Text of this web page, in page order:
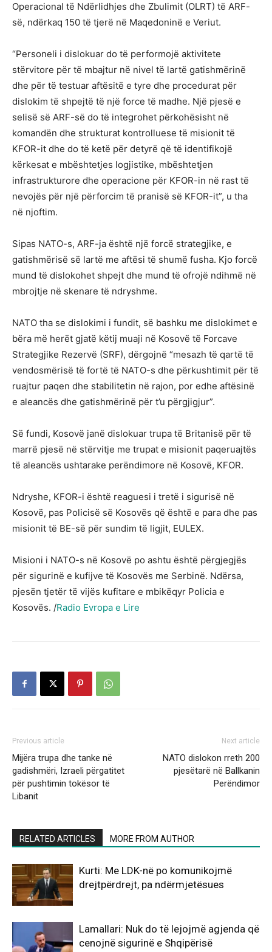
Operacional të Ndërlidhjes dhe Zbulimit (OLRT) të ARF-
së, ndërkaq 150 të tjerë në Maqedoninë e Veriut.
“Personeli i dislokuar do të performojë aktivitete
stërvitore për të mbajtur në nivel të lartë gatishmërinë
dhe për të testuar aftësitë e tyre dhe procedurat për
dislokim të shpejtë të një force të madhe. Një pjesë e
selisë së ARF-së do të integrohet përkohësisht në
komandën dhe strukturat kontrolluese të misionit të
KFOR-it dhe do të ketë për detyrë që të identifikojë
kërkesat e mbështetjes logjistike, mbështetjen
infrastrukturore dhe operacione për KFOR-in në rast të
nevojës për një përforcim të pranisë së KFOR-it”, u tha
në njoftim.
Sipas NATO-s, ARF-ja është një forcë strategjike, e
gatishmërisë së lartë me aftësi të shumë fusha. Kjo forcë
mund të dislokohet shpejt dhe mund të ofrojë ndihmë në
mbrojtje në skenare të ndryshme.
NATO tha se dislokimi i fundit, së bashku me dislokimet e
bëra më herët gjatë këtij muaji në Kosovë të Forcave
Strategjike Rezervë (SRF), dërgojnë “mesazh të qartë të
vendosmërisë të fortë të NATO-s dhe përkushtimit për të
ruajtur paqen dhe stabilitetin në rajon, por edhe aftësinë
e aleancës dhe gatishmërinë për t’u përgjigjur”.
Së fundi, Kosovë janë dislokuar trupa të Britanisë për të
marrë pjesë në stërvitje me trupat e misionit paqeruajtës
të aleancës ushtarake perëndimore në Kosovë, KFOR.
Ndryshe, KFOR-i është reaguesi i tretë i sigurisë në
Kosovë, pas Policisë së Kosovës që është e para dhe pas
misionit të BE-së për sundim të ligjit, EULEX.
Misioni i NATO-s në Kosovë po ashtu është përgjegjës
për sigurinë e kufijve të Kosovës me Serbinë. Ndërsa,
pjesën tjetër të vijës kufitare e mbikëqyr Policia e
Kosovës. /Radio Evropa e Lire
Previous article
Mijëra trupa dhe tanke në
gadishmëri, Izraeli përgatitet
për pushtimin tokësor të
Libanit
Next article
NATO dislokon rreth 200
pjesëtarë në Ballkanin
Perëndimor
RELATED ARTICLES MORE FROM AUTHOR
Kurti: Me LDK-në po komunikojmë
drejtpërdrejt, pa ndërmjetësues
Lamallari: Nuk do të lejojmë agjenda që
cenojnë sigurinë e Shqipërisë